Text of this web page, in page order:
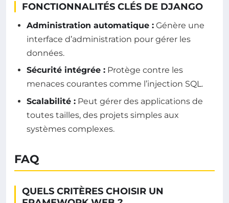
FONCTIONNALITÉS CLÉS DE DJANGO
Administration automatique : Génère une
interface d’administration pour gérer les
données.
Sécurité intégrée : Protège contre les
menaces courantes comme l’injection SQL.
Scalabilité : Peut gérer des applications de
toutes tailles, des projets simples aux
systèmes complexes.
FAQ
QUELS CRITÈRES CHOISIR UN